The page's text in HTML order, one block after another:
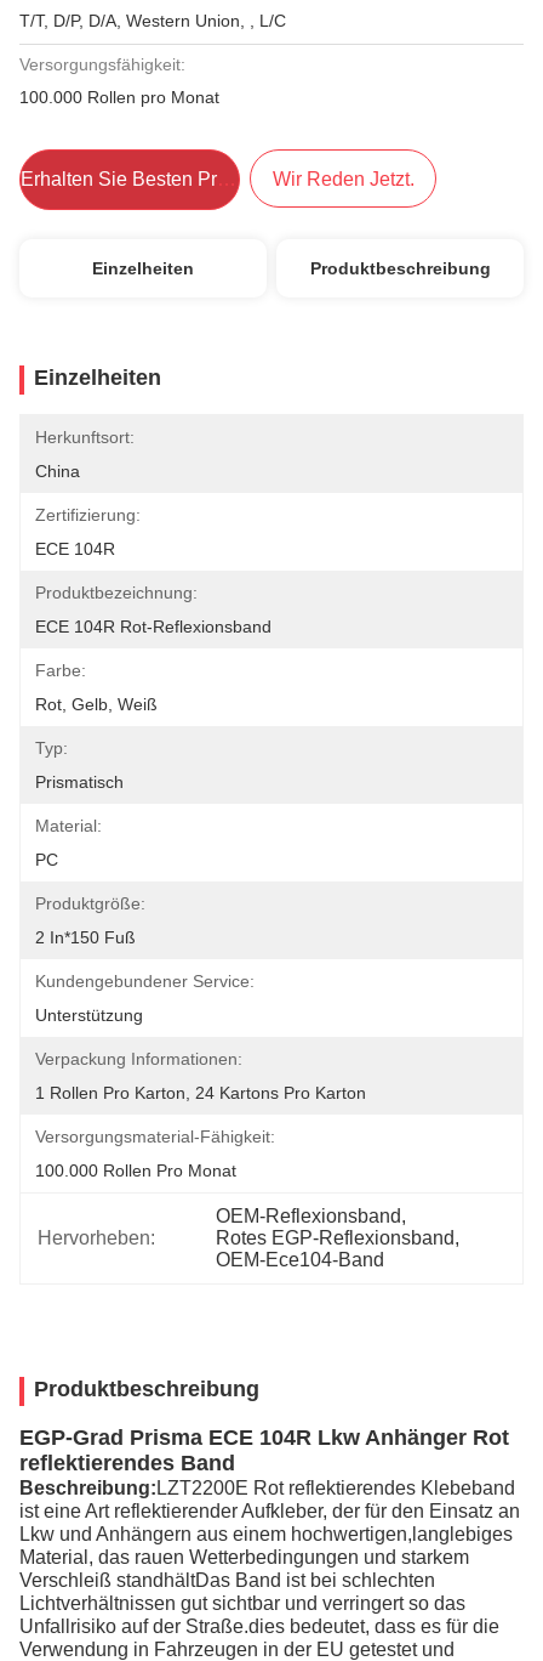
T/T, D/P, D/A, Western Union, , L/C
Versorgungsfähigkeit:
100.000 Rollen pro Monat
Erhalten Sie Besten Preis Wir Reden Jetzt.
Einzelheiten Produktbeschreibung
Einzelheiten
Herkunftsort:
China
Zertifizierung:
ECE 104R
Produktbezeichnung:
ECE 104R Rot-Reflexionsband
Farbe:
Rot, Gelb, Weiß
Typ:
Prismatisch
Material:
PC
Produktgröße:
2 In*150 Fuß
Kundengebundener Service:
Unterstützung
Verpackung Informationen:
1 Rollen Pro Karton, 24 Kartons Pro Karton
Versorgungsmaterial-Fähigkeit:
100.000 Rollen Pro Monat
Hervorheben:
OEM-Reflexionsband,
Rotes EGP-Reflexionsband,
OEM-Ece104-Band
Produktbeschreibung
EGP-Grad Prisma ECE 104R Lkw Anhänger Rot
reflektierendes Band
Beschreibung: LZT2200E Rot reflektierendes Klebeband
ist eine Art reflektierender Aufkleber, der für den Einsatz an
Lkw und Anhängern aus einem hochwertigen,langlebiges
Material, das rauen Wetterbedingungen und starkem
Verschleiß standhältDas Band ist bei schlechten
Lichtverhältnissen gut sichtbar und verringert so das
Unfallrisiko auf der Straße.dies bedeutet, dass es für die
Verwendung in Fahrzeugen in der EU getestet und